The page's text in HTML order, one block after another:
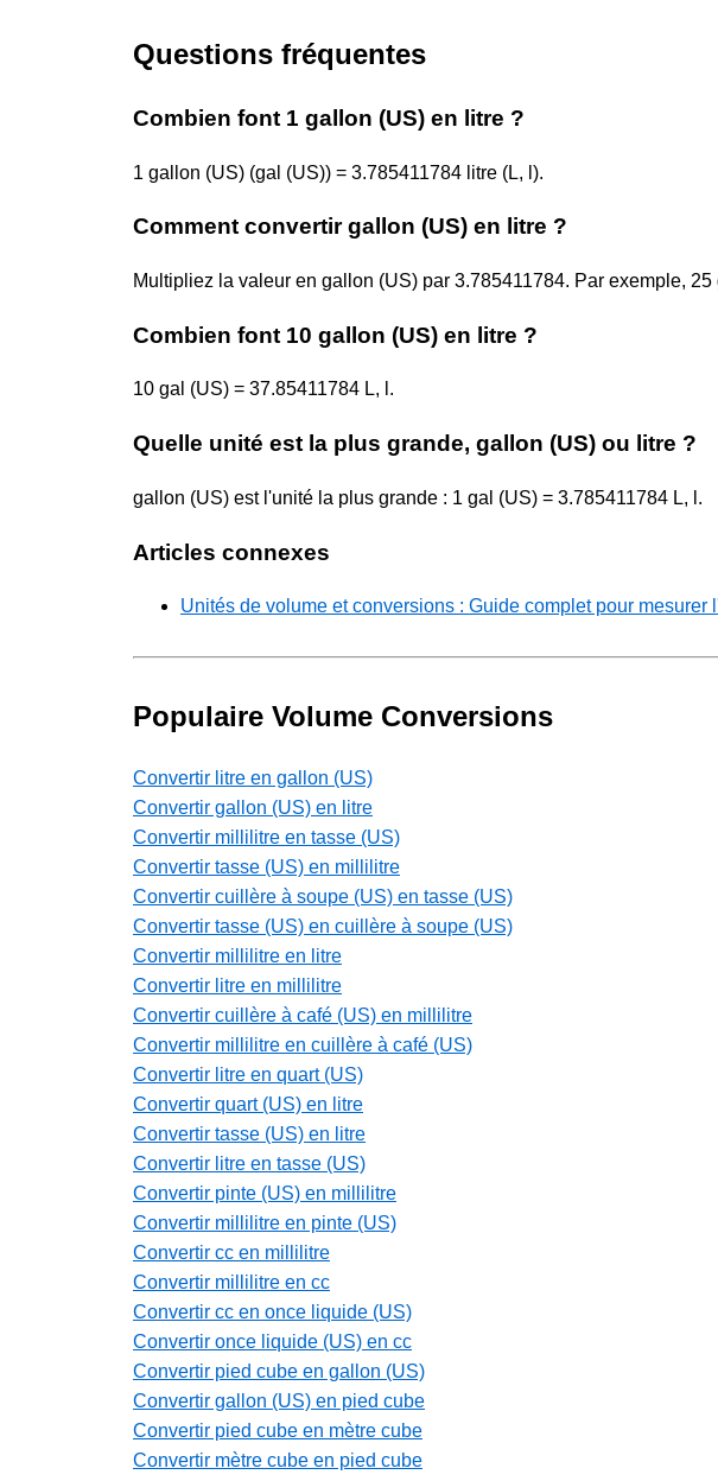
Questions fréquentes
Combien font 1 gallon (US) en litre ?
1 gallon (US) (gal (US)) = 3.785411784 litre (L, l).
Comment convertir gallon (US) en litre ?
Multipliez la valeur en gallon (US) par 3.785411784. Par exemple,
Combien font 10 gallon (US) en litre ?
10 gal (US) = 37.85411784 L, l.
Quelle unité est la plus grande, gallon (US) ou litre ?
gallon (US) est l'unité la plus grande : 1 gal (US) = 3.785411784 L, l.
Articles connexes
Unités de volume et conversions : Guide complet pour mesurer
Populaire Volume Conversions
Convertir litre en gallon (US)
Convertir gallon (US) en litre
Convertir millilitre en tasse (US)
Convertir tasse (US) en millilitre
Convertir cuillère à soupe (US) en tasse (US)
Convertir tasse (US) en cuillère à soupe (US)
Convertir millilitre en litre
Convertir litre en millilitre
Convertir cuillère à café (US) en millilitre
Convertir millilitre en cuillère à café (US)
Convertir litre en quart (US)
Convertir quart (US) en litre
Convertir tasse (US) en litre
Convertir litre en tasse (US)
Convertir pinte (US) en millilitre
Convertir millilitre en pinte (US)
Convertir cc en millilitre
Convertir millilitre en cc
Convertir cc en once liquide (US)
Convertir once liquide (US) en cc
Convertir pied cube en gallon (US)
Convertir gallon (US) en pied cube
Convertir pied cube en mètre cube
Convertir mètre cube en pied cube